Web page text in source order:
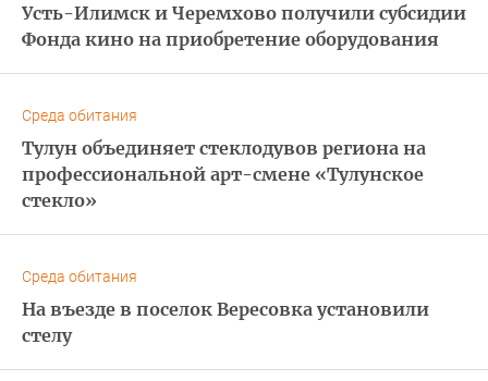
Усть-Илимск и Черемхово получили субсидии
Фонда кино на приобретение оборудования
Среда обитания
Тулун объединяет стеклодувов региона на
профессиональной арт-смене «Тулунское
стекло»
Среда обитания
На въезде в поселок Вересовка установили
стелу